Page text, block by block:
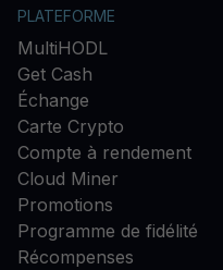
PLATEFORME
MultiHODL
Get Cash
Échange
Carte Crypto
Compte à rendement
Cloud Miner
Promotions
Programme de fidélité
Récompenses